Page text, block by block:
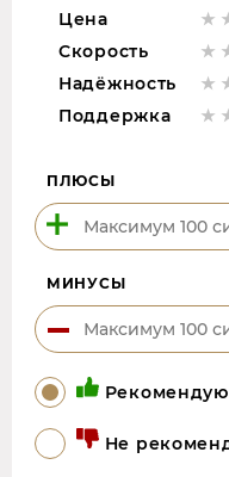
Цена
Скорость
Надёжность
Поддержка
ПЛЮСЫ
МИНУСЫ
Рекомендую
Не